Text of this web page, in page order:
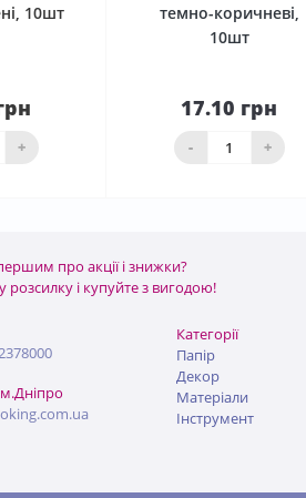
10шт
+
темно-коричневі,
10шт
17.10 грн
- +
До
кошика
про акції і знижки?
розсилку і купуйте з вигодою!
Категорії
Папір
Декор
Матеріали
Інструмент